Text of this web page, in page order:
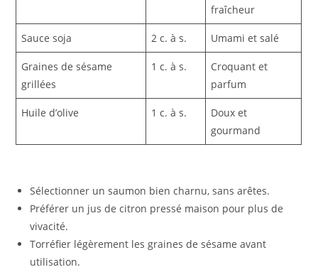
fraîcheur
Sauce soja 2 c. à s. Umami et salé
Graines de sésame
grillées
1 c. à s.
Croquant et
parfum
Huile d’olive 1 c. à s.
Doux et
gourmand
Sélectionner un saumon bien charnu, sans arêtes.
Préférer un jus de citron pressé maison pour plus de
vivacité.
Torréfier légèrement les graines de sésame avant
utilisation.